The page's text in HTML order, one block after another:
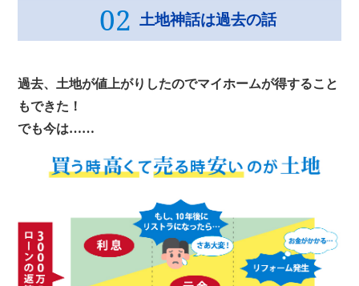
02 土地神話は過去の話
過去、土地が値上がりしたのでマイホームが得すること
もできた！
でも今は……